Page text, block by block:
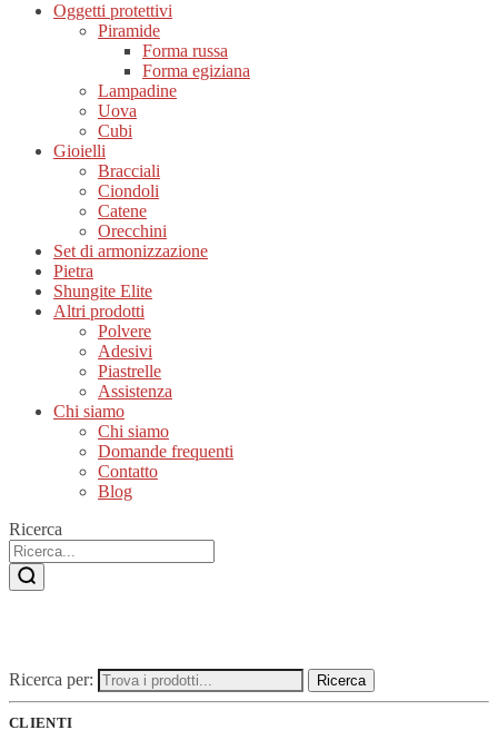
Oggetti protettivi
Piramide
Forma russa
Forma egiziana
Lampadine
Uova
Cubi
Gioielli
Bracciali
Ciondoli
Catene
Orecchini
Set di armonizzazione
Pietra
Shungite Elite
Altri prodotti
Polvere
Adesivi
Piastrelle
Assistenza
Chi siamo
Chi siamo
Domande frequenti
Contatto
Blog
Ricerca
Ricerca per: Ricerca
CLIENTI